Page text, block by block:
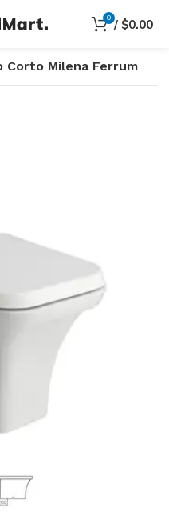
0 / $0.00
Corto Milena Ferrum